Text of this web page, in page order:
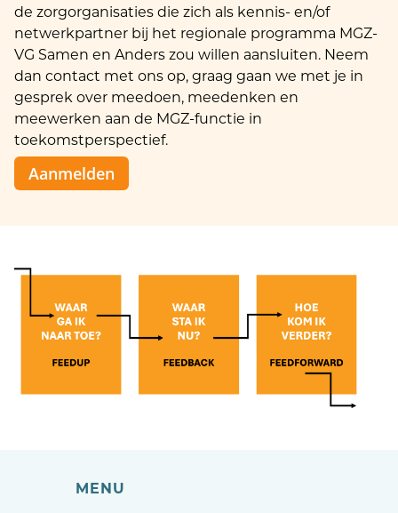
de zorgorganisaties die zich als kennis- en/of
netwerkpartner bij het regionale programma MGZ-
VG Samen en Anders zou willen aansluiten. Neem
dan contact met ons op, graag gaan we met je in
gesprek over meedoen, meedenken en
meewerken aan de MGZ-functie in
toekomstperspectief.
Aanmelden
MENU